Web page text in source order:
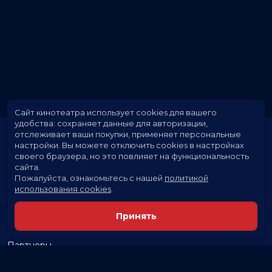
Расписание
Скоро в кино
Заведения
Партнеры
Сайт кинотеатра использует cookies для вашего
удобства: сохраняет данные для авторизации,
отслеживает ваши покупки, применяет персональные
настройки. Вы можете отключить cookies в настройках
своего браузера, но это повлияет на функциональность
сайта.
Пожалуйста, ознакомьтесь с нашей политикой
использования cookies
Принять